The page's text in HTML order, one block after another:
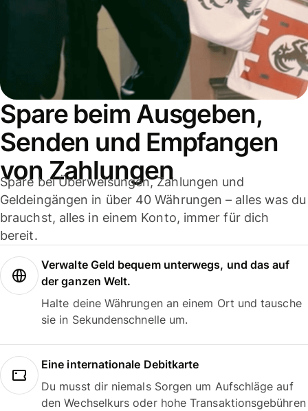
Spare beim Ausgeben,
Senden und Empfangen
von Zahlungen
Spare bei Überweisungen, Zahlungen und
Geldeingängen in über 40 Währungen – alles was du
brauchst, alles in einem Konto, immer für dich
bereit.
Verwalte Geld bequem unterwegs, und das auf
der ganzen Welt.
Halte deine Währungen an einem Ort und tausche
sie in Sekundenschnelle um.
Eine internationale Debitkarte
Du musst dir niemals Sorgen um Aufschläge auf
den Wechselkurs oder hohe Transaktionsgebühren